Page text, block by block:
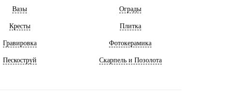
Вазы Ограды
Кресты Плитка
Гравировка Фотокерамика
Пескоструй Скарпель и Позолота